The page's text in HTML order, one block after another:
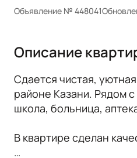
Объявление № 448041
Описание
Сдается чистая,
районе Казани. Рядом
школа, больница,
В квартире сделан